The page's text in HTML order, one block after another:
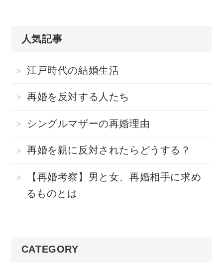
人気記事
江戸時代の結婚生活
再婚を反対する人たち
シングルマザーの再婚理由
再婚を親に反対されたらどうする？
【再婚考察】男と女、再婚相手に求め
るものとは
CATEGORY